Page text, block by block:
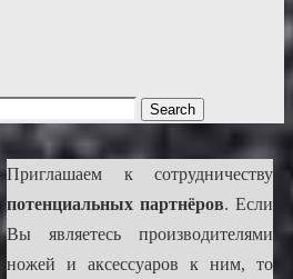
Search
Приглашаем к сотрудничеству
потенциальных партнёров. Если
Вы являетесь производителями
ножей и аксессуаров к ним, то